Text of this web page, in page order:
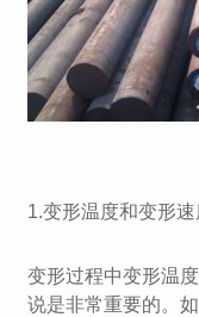
1.变形温度和变形
变形过程中变形温
说是非常重要的。